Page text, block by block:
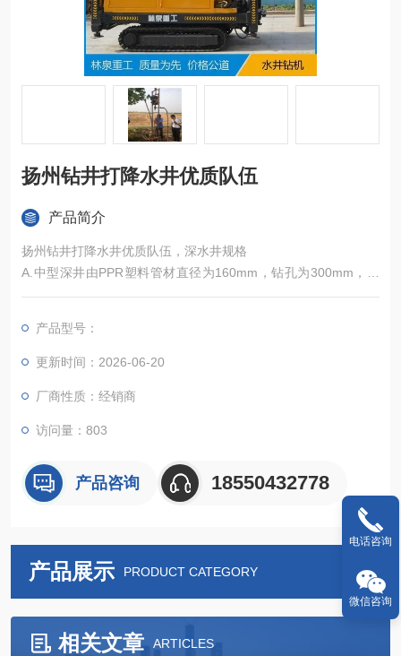
扬州钻井打降水井优质队伍
产品简介
扬州钻井打降水井优质队伍，深水井规格
A.中型深井由PPR塑料管材直径为160mm，钻孔为300mm，周
围孔距间填黄沙，根据地质和地形确定深度和水量。
长度为4米，两头连接钢箍，两管直接电焊连接，钻孔直径为600
mm,深度可达10-1000米，周围孔距间填充石英沙，水量多少根
产品型号：
更新时间：2026-06-20
厂商性质：经销商
访问量：803
产品咨询 18550432778
产品展示 PRODUCT CATEGORY
相关文章 ARTICLES
电话咨询
微信咨询